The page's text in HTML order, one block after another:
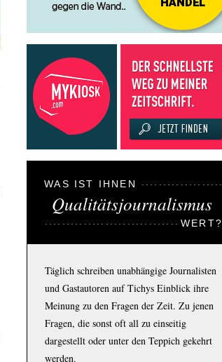
WAS IST IHNEN
Qualitätsjournalismus
WERT?
Täglich schreiben unabhängige Journalisten
und Gastautoren auf Tichys Einblick ihre
Meinung zu den Fragen der Zeit. Zu jenen
Fragen, die sonst oft all zu einseitig
dargestellt oder unter den Teppich gekehrt
werden.